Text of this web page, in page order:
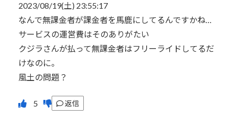
2023/08/19(土) 23:55:17
なんで無課金者が課金者を馬鹿にしてるんですかね…
サービスの運営費はそのありがたい
クジラさんが払って無課金者はフリーライドしてるだ
けなのに。
風土の問題？
返信